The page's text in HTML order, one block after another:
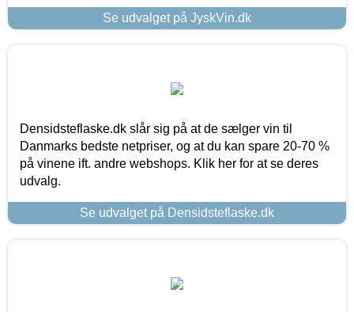
Se udvalget på JyskVin.dk
Densidsteflaske.dk slår sig på at de sælger vin til
Danmarks bedste netpriser, og at du kan spare 20-70 %
på vinene ift. andre webshops. Klik her for at se deres
udvalg.
Se udvalget på Densidsteflaske.dk